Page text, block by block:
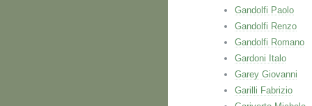
Gandolfi Paolo
Gandolfi Renzo
Gandolfi Romano
Gardoni Italo
Garey Giovanni
Garilli Fabrizio